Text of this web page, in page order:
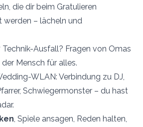
die dir beim Gratulieren
– lächeln und
Ausfall? Fragen von Omas
Mensch für alles.
WLAN: Verbindung zu DJ,
Schwiegermonster – du hast
, Spiele ansagen, Reden halten,